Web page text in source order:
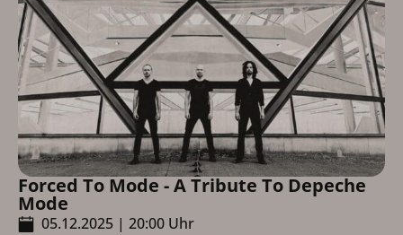
Forced To Mode - A Tribute To Depeche
Mode
05.12.2025 | 20:00 Uhr